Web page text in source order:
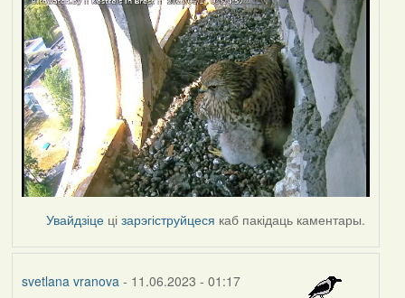
Увайдзіце цізарэгіструйцеся каб пакідаць каментары.
svetlana vranova- 11.06.2023 - 01:17